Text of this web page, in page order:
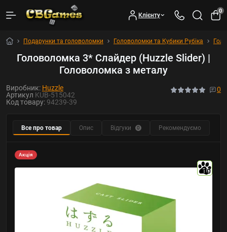
Клієнту
0
Подарунки та головоломки Головоломки та Кубики Рубіка
Головоломка 3* Слайдер (Huzzle Slider) |
Головоломка з металу
Виробник: Huzzle
Артикул KUB-515042
Код товару: 94239-39
0
Все про товар Опис Відгуки 0 Рекомендуємо
Акція
10